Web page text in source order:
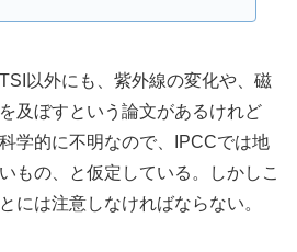
以外にも、紫外線の変化や、磁
及ぼすという論文があるけれど
学的に不明なので、IPCCでは地
もの、と仮定している。しかしこ
には注意しなければならない。